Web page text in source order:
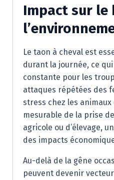
Impact sur
Le taon à cheval est
durant la journée, ce
constante pour les
attaques répétées des
stress chez les
mesurable de la prise
agricole ou d’élevage,
des impacts
Au-delà de la gêne
peuvent devenir